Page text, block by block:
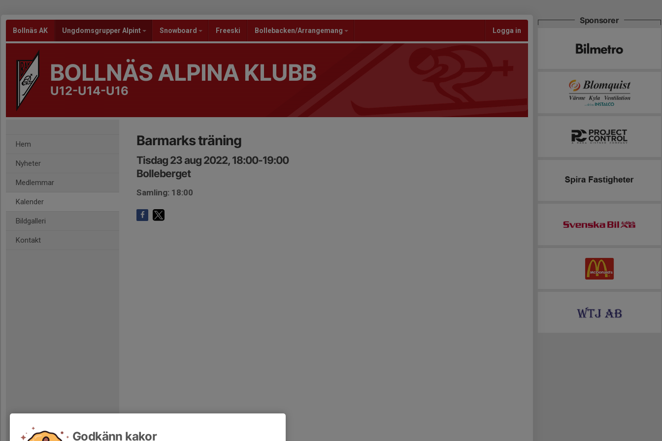
Bollnäs AK Ungdomsgrupper Alpint Snowboard Freeski Bollebacken/Arrangemang Logga in
BOLLNÄS ALPINA KLUBB
U12-U14-U16
Hem
Nyheter
Medlemmar
Kalender
Bildgalleri
Kontakt
Barmarks träning
Tisdag 23 aug 2022, 18:00-19:00
Bolleberget
Samling: 18:00
Sponsorer
Godkänn kakor